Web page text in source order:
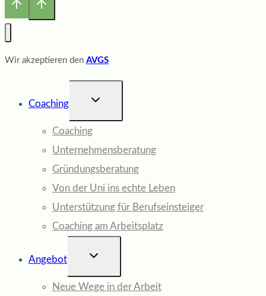
Wir akzeptieren den AVGS
Coaching
UNTERMENÜ
Coaching
Unternehmensberatung
Gründungsberatung
Von der Uni ins echte Leben
Unterstützung für Berufseinsteiger
Coaching am Arbeitsplatz
Angebot
UNTERMENÜ
Neue Wege in der Arbeit